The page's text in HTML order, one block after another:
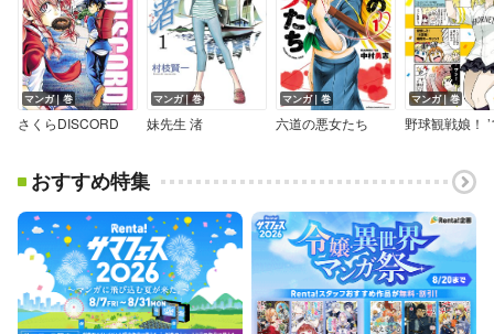
マンガ｜巻
さくらDISCORD
マンガ｜巻
妹先生 渚
マンガ｜巻
六道の悪女たち
マンガ｜巻
野球観戦娘！
おすすめ特集